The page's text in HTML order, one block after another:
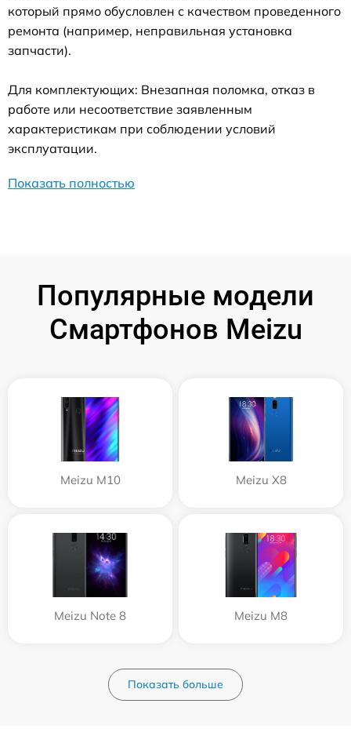
который прямо обусловлен с качеством проведенного
ремонта (например, неправильная установка
запчасти).
Для комплектующих: Внезапная поломка, отказ в
работе или несоответствие заявленным
характеристикам при соблюдении условий
эксплуатации.
Показать полностью
Популярные модели
Смартфонов Meizu
Meizu M10 Meizu X8
Meizu Note 8 Meizu M8
Показать больше